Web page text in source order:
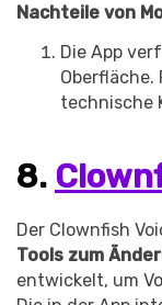
Nachteile von
Die App
Oberfläche.
technische
8.
Der Clownfish
Tools zum
entwickelt, um